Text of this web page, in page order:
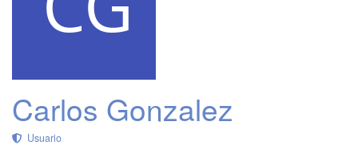
Carlos Gonzalez
Usuario